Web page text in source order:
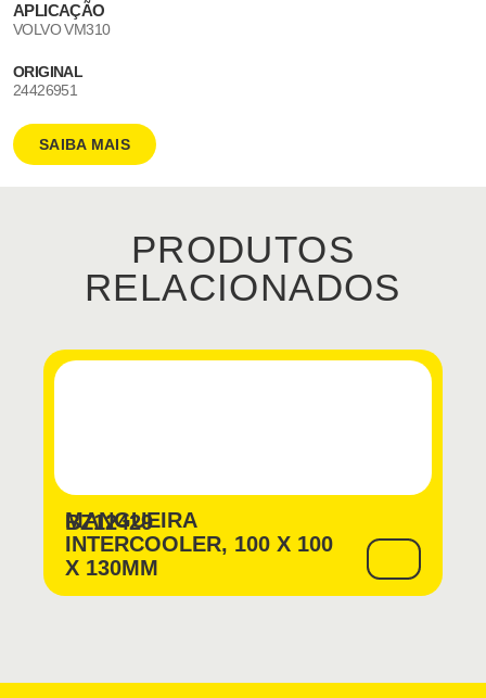
APLICAÇÃO
VOLVO VM310
ORIGINAL
24426951
SAIBA MAIS
PRODUTOS
RELACIONADOS
BZ12429
MANGUEIRA
INTERCOOLER, 100 X 100
X 130MM